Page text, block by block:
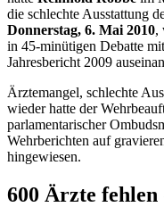
die schlechte Ausstattung
Donnerstag, 6. Mai 2010,
in 45-minütigen Debatte
Jahresbericht 2009
Ärztemangel, schlechte
wieder hatte der
parlamentarischer
Wehrberichten auf
hingewiesen.
600 Ärzte